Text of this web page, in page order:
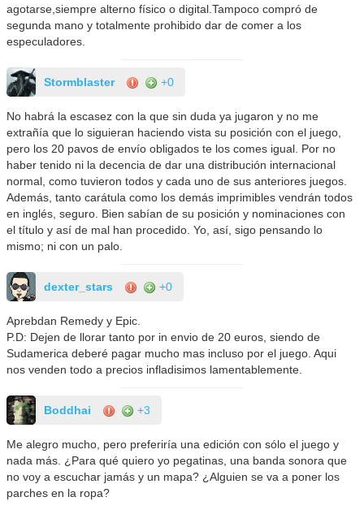
agotarse,siempre alterno físico o digital.Tampoco compró de
segunda mano y totalmente prohibido dar de comer a los
especuladores.
Stormblaster +0
No habrá la escasez con la que sin duda ya jugaron y no me
extrañía que lo siguieran haciendo vista su posición con el juego,
pero los 20 pavos de envío obligados te los comes igual. Por no
haber tenido ni la decencia de dar una distribución internacional
normal, como tuvieron todos y cada uno de sus anteriores juegos.
Además, tanto carátula como los demás imprimibles vendrán todos
en inglés, seguro. Bien sabían de su posición y nominaciones con
el título y así de mal han procedido. Yo, así, sigo pensando lo
mismo; ni con un palo.
dexter_stars +0
Aprebdan Remedy y Epic.
P.D: Dejen de llorar tanto por in envio de 20 euros, siendo de
Sudamerica deberé pagar mucho mas incluso por el juego. Aqui
nos venden todo a precios infladisimos lamentablemente.
Boddhai +3
Me alegro mucho, pero preferiría una edición con sólo el juego y
nada más. ¿Para qué quiero yo pegatinas, una banda sonora que
no voy a escuchar jamás y un mapa? ¿Alguien se va a poner los
parches en la ropa?